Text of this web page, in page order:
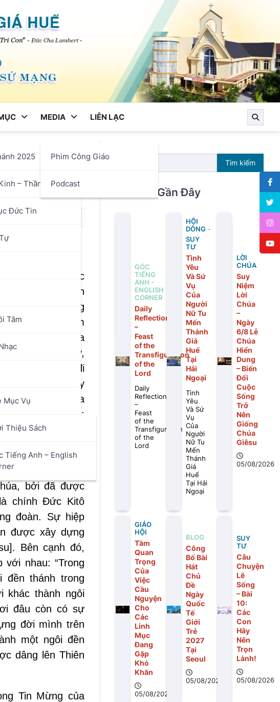
2025
– Thần Học
Đức Tin
Tâm
Mục Vụ
Nghệ Thuật
Thiệu Sách
Tiếng Anh – English
MEDIA
Phim Công Giáo
Podcast
LIÊN LẠC
Vui
thường được
đánh cá trên
tin, dễ dàng
có một con tim
rằng một lần kia
“Thưa Thầy,
quyết định đi
điều không may
“Chúng ta
chị em mình:
có quê hương
trú, nhưng là
bởi đã được
chính Đức Kitô
đoàn. Sự hiệp
được xây dựng
Bên cạnh đó,
nhau: “Trong
thánh trong
khác thành ngôi
đâu còn có sự
đời mình trên
một ngôi đền
dâng lên Thiên
Tin Mừng của
Tìm kiếm
Bài Viết Gần Đây
GÓC
TIẾNG
ANH -
ENGLISH
CORNER
Daily
Reflection
–
Feast
of the
Transfiguration
of the
Lord
Daily
Reflection
–
Feast
of the
Transfiguration
of the
Lord
HỘI
DÒNG
SUY
TƯ
Tình
Yêu
Và Sứ
Vụ
Của
Người
Nữ Tu
Mến
Thánh
Giá
Huế
Tại
Hải
Ngoại
Tình
Yêu
Và Sứ
Vụ
Của
Người
Nữ Tu
Mến
Thánh
Giá
Huế
Tại Hải
Ngoại
LỜI
CHÚA
Suy
Niệm
Lời
Chúa
–
Ngày
6/8 Lễ
Chúa
Hiển
Dung
– Biến
Đổi
Cuộc
Sống
Trở
Nên
Giống
Chúa
Giêsu
05/08/2026
GIÁO
HỘI
Tầm
Quan
Trọng
Của
Việc
Cầu
Nguyện
Cho
Các
Linh
Mục
Đang
Gặp
Khó
Khăn
05/08/2026
BLOG
Công
Bố Bài
Hát
Chủ
Đề
Ngày
Quốc
Tế
Giới
Trẻ
2027
Tại
Seoul
05/08/2026
SUY
TƯ
Câu
Chuyện
Lẽ
Sống
– Bài
10:
Các
Con
Hãy
Nên
Trọn
Lành!
05/08/2026